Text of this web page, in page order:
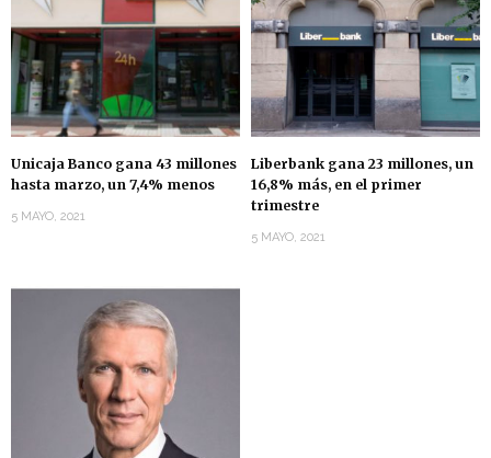
Unicaja Banco gana 43 millones
hasta marzo, un 7,4% menos
5 MAYO, 2021
Liberbank gana 23 millones, un
16,8% más, en el primer
trimestre
5 MAYO, 2021